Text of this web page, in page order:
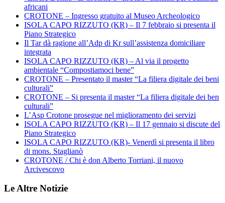
africani
CROTONE – Ingresso gratuito al Museo Archeologico
ISOLA CAPO RIZZUTO (KR) – Il 7 febbraio si presenta il
Piano Strategico
Il Tar dà ragione all’Adp di Kr sull’assistenza domiciliare
integrata
ISOLA CAPO RIZZUTO (KR) – Al via il progetto
ambientale “Compostiamoci bene”
CROTONE – Presentato il master “La filiera digitale dei beni
culturali”
CROTONE – Si presenta il master “La filiera digitale dei ben
culturali”
L’Asp Crotone prosegue nel miglioramento dei servizi
ISOLA CAPO RIZZUTO (KR) – Il 17 gennaio si discute del
Piano Strategico
ISOLA CAPO RIZZUTO (KR)- Venerdì si presenta il libro
di mons. Staglianò
CROTONE / Chi è don Alberto Torriani, il nuovo
Arcivescovo
Le Altre Notizie